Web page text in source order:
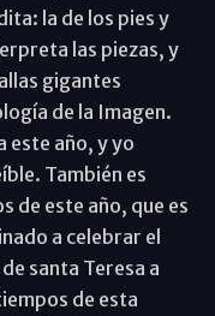
la de los pies y
las piezas, y
gigantes
de la Imagen.
este año, y yo
También es
de este año, que es
a celebrar el
santa Teresa a
de esta